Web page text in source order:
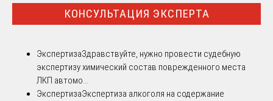
КОНСУЛЬТАЦИЯ ЭКСПЕРТА
ЭкспертизаЗдравствуйте, нужно провести судебную
экспертизу химический состав поврежденного места
ЛКП автомо...
ЭкспертизаЭкспертиза алкоголя на содержание